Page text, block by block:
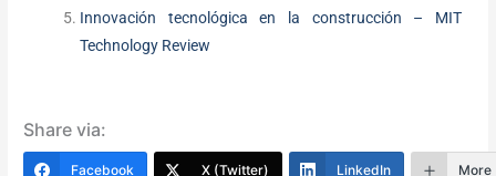
Innovación tecnológica en la construcción – MIT
Technology Review
Share via:
Facebook X (Twitter) LinkedIn More